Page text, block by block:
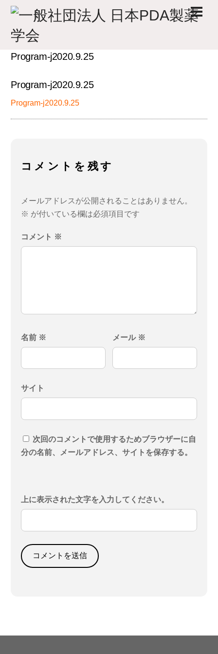
Skip
content
Program-j2020.9.25
Program-j2020.9.25
Program-j2020.9.25
コメントを残す
メールアドレスが公開されることはありません。
※ が付いている欄は必須項目です
コメント ※
名前 ※ メール ※
サイト
次回のコメントで使用するためブラウザーに自
分の名前、メールアドレス、サイトを保存する。
上に表示された文字を入力してください。